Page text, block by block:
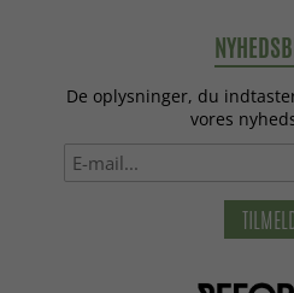
De oplysninger, du
vores